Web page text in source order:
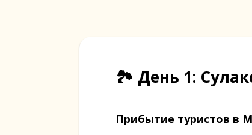
🏞️ День 1:
Прибытие туристов в